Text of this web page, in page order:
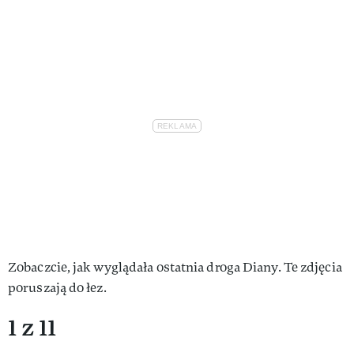
Zobaczcie, jak wyglądała ostatnia droga Diany. Te zdjęcia
poruszają do łez.
1 z 11